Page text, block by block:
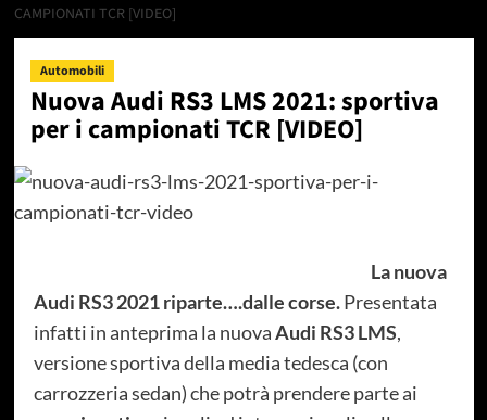
CAMPIONATI TCR [VIDEO]
Automobili
Nuova Audi RS3 LMS 2021: sportiva
per i campionati TCR [VIDEO]
La nuova
Audi RS3 2021 riparte….dalle corse.Presentata
infatti in anteprima la nuovaAudi RS3 LMS,
versione sportiva della media tedesca (con
carrozzeria sedan) che potrà prendere parte ai